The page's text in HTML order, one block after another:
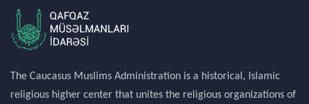
The Caucasus Muslims Administration is a historical, Islamic
religious higher center that unites the religious organizations of